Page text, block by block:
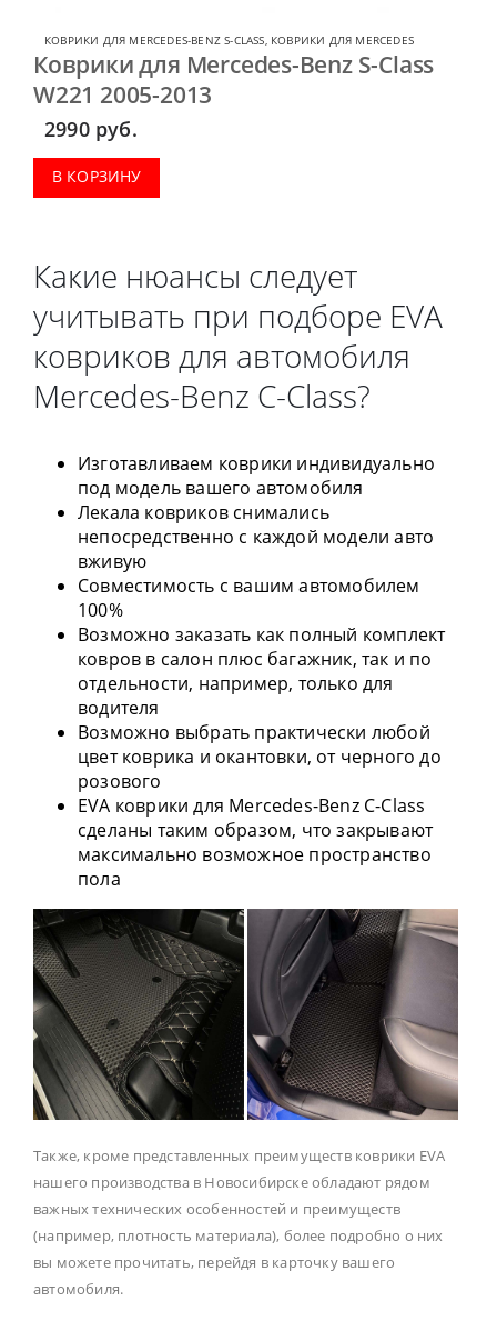
КОВРИКИ ДЛЯ MERCEDES-BENZ S-CLASS, КОВРИКИ ДЛЯ MERCEDES
Коврики для Mercedes-Benz S-Class
W221 2005-2013
2990 руб.
В КОРЗИНУ
Какие нюансы следует
учитывать при подборе EVA
ковриков для автомобиля
Mercedes-Benz C-Class?
Изготавливаем коврики индивидуально
под модель вашего автомобиля
Лекала ковриков снимались
непосредственно с каждой модели авто
вживую
Совместимость с вашим автомобилем
100%
Возможно заказать как полный комплект
ковров в салон плюс багажник, так и по
отдельности, например, только для
водителя
Возможно выбрать практически любой
цвет коврика и окантовки, от черного до
розового
EVA коврики для Mercedes-Benz C-Class
сделаны таким образом, что закрывают
максимально возможное пространство
пола
Также, кроме представленных преимуществ коврики EVA
нашего производства в Новосибирске обладают рядом
важных технических особенностей и преимуществ
(например, плотность материала), более подробно о них
вы можете прочитать, перейдя в карточку вашего
автомобиля.